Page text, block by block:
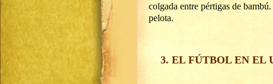
colgada entre pértigas de bambú.
pelota.
3. EL FÚTBOL EN EL